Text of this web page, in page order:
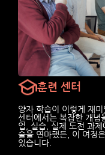
훈련 센터
양자 학습이 이렇게 재
센터에서는 복잡한 개념
업, 실습, 실제 도전 과제
술을 연마했든, 이 여정
있습니다.